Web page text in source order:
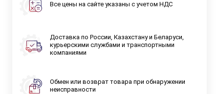
Все цены на сайте указаны с учетом НДС
Доставка по России, Казахстану и Беларуси,
курьерскими службами и транспортными
компаниями
Обмен или возврат товара при обнаружении
неисправности